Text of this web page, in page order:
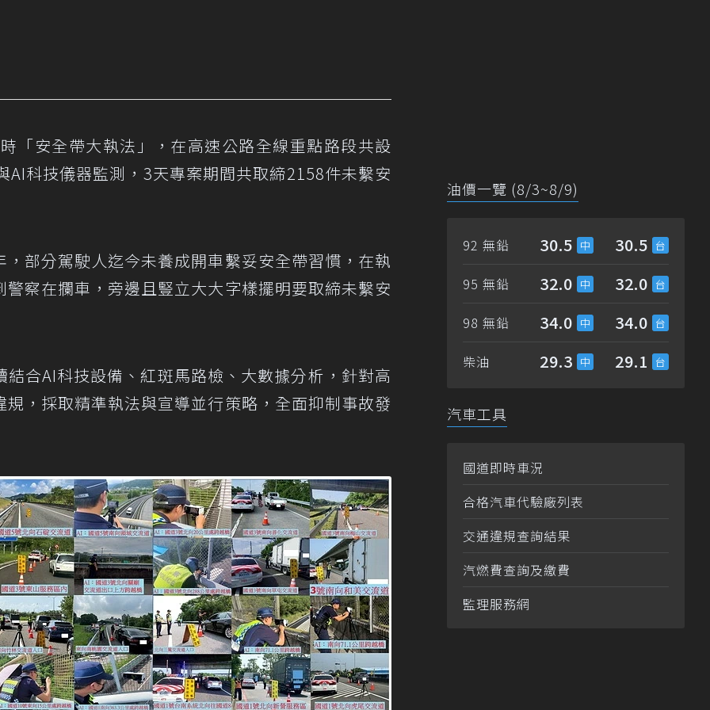
「安全帶大執法」，在高速公路全線重點路段共設
科技儀器監測，3天專案期間共取締2158件未繫安
部分駕駛人迄今未養成開車繫妥安全帶習慣，在執
察在攔車，旁邊且豎立大大字樣擺明要取締未繫安
合AI科技設備、紅斑馬路檢、大數據分析，針對高
，採取精準執法與宣導並行策略，全面抑制事故發
油價一覽 (8/3~8/9)
92 無鉛 30.5 30.5
95 無鉛 32.0 32.0
98 無鉛 34.0 34.0
柴油 29.3 29.1
汽車工具
國道即時車況
合格汽車代驗廠列表
交通違規查詢結果
汽燃費查詢及繳費
監理服務網